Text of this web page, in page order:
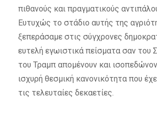
πιθανούς και πραγματικούς
Ευτυχώς το στάδιο αυτής της
ξεπεράσαμε στις σύγχρονες
ευτελή εγωιστικά πείσματα σαν του
του Τραμπ απομένουν και
ισχυρή θεσμική κανονικότητα που
τις τελευταίες δεκαετίες.